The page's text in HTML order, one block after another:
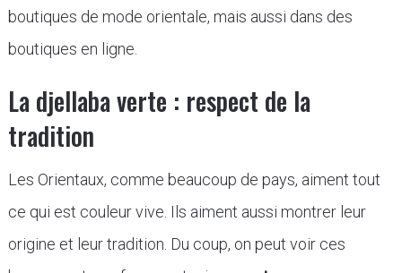
boutiques de mode orientale, mais aussi dans des
boutiques en ligne.
La djellaba verte : respect de la
tradition
Les Orientaux, comme beaucoup de pays, aiment tout
ce qui est couleur vive. Ils aiment aussi montrer leur
origine et leur tradition. Du coup, on peut voir ces